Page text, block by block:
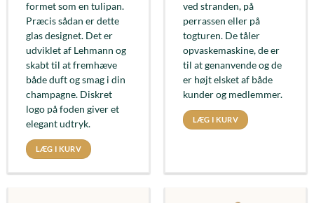
formet som en tulipan.
Præcis sådan er dette
glas designet. Det er
udviklet af Lehmann og
skabt til at fremhæve
både duft og smag i din
champagne. Diskret
logo på foden giver et
elegant udtryk.
LÆG I KURV
ved stranden, på
perrassen eller på
togturen. De tåler
opvaskemaskine, de er
til at genanvende og de
er højt elsket af både
kunder og medlemmer.
LÆG I KURV